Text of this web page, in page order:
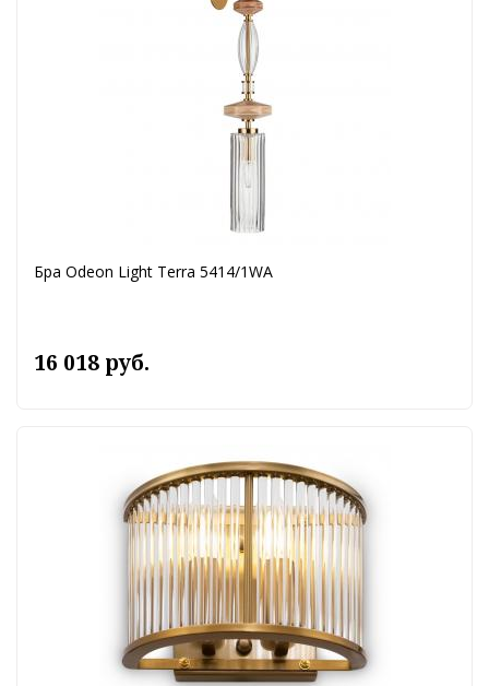
Бра Odeon Light Terra 5414/1WA
16 018 руб.